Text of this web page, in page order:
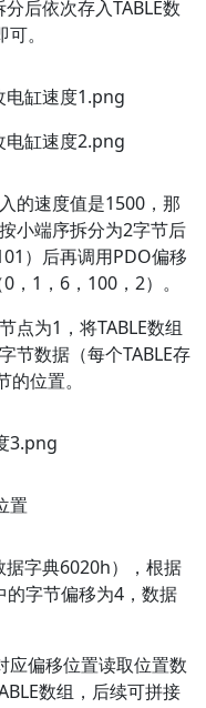
后依次存入TABLE数
。
的速度值是1500，那
小端序拆分为2字节后
）后再调用PDO偏移
，1，6，100，2）。
点为1，将TABLE数组
节数据（每个TABLE存
位置。
置
字典6020h），根据
字节偏移为4，数据
应偏移位置读取位置数
数组，后续可拼接